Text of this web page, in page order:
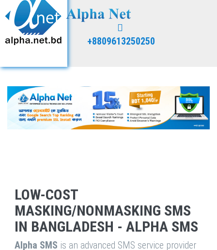
+8809613250250
LOW-COST
MASKING/NONMASKING SMS
IN BANGLADESH - ALPHA SMS
Alpha SMS is an advanced SMS service provider